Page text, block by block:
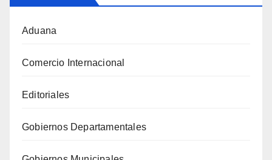
Aduana
Comercio Internacional
Editoriales
Gobiernos Departamentales